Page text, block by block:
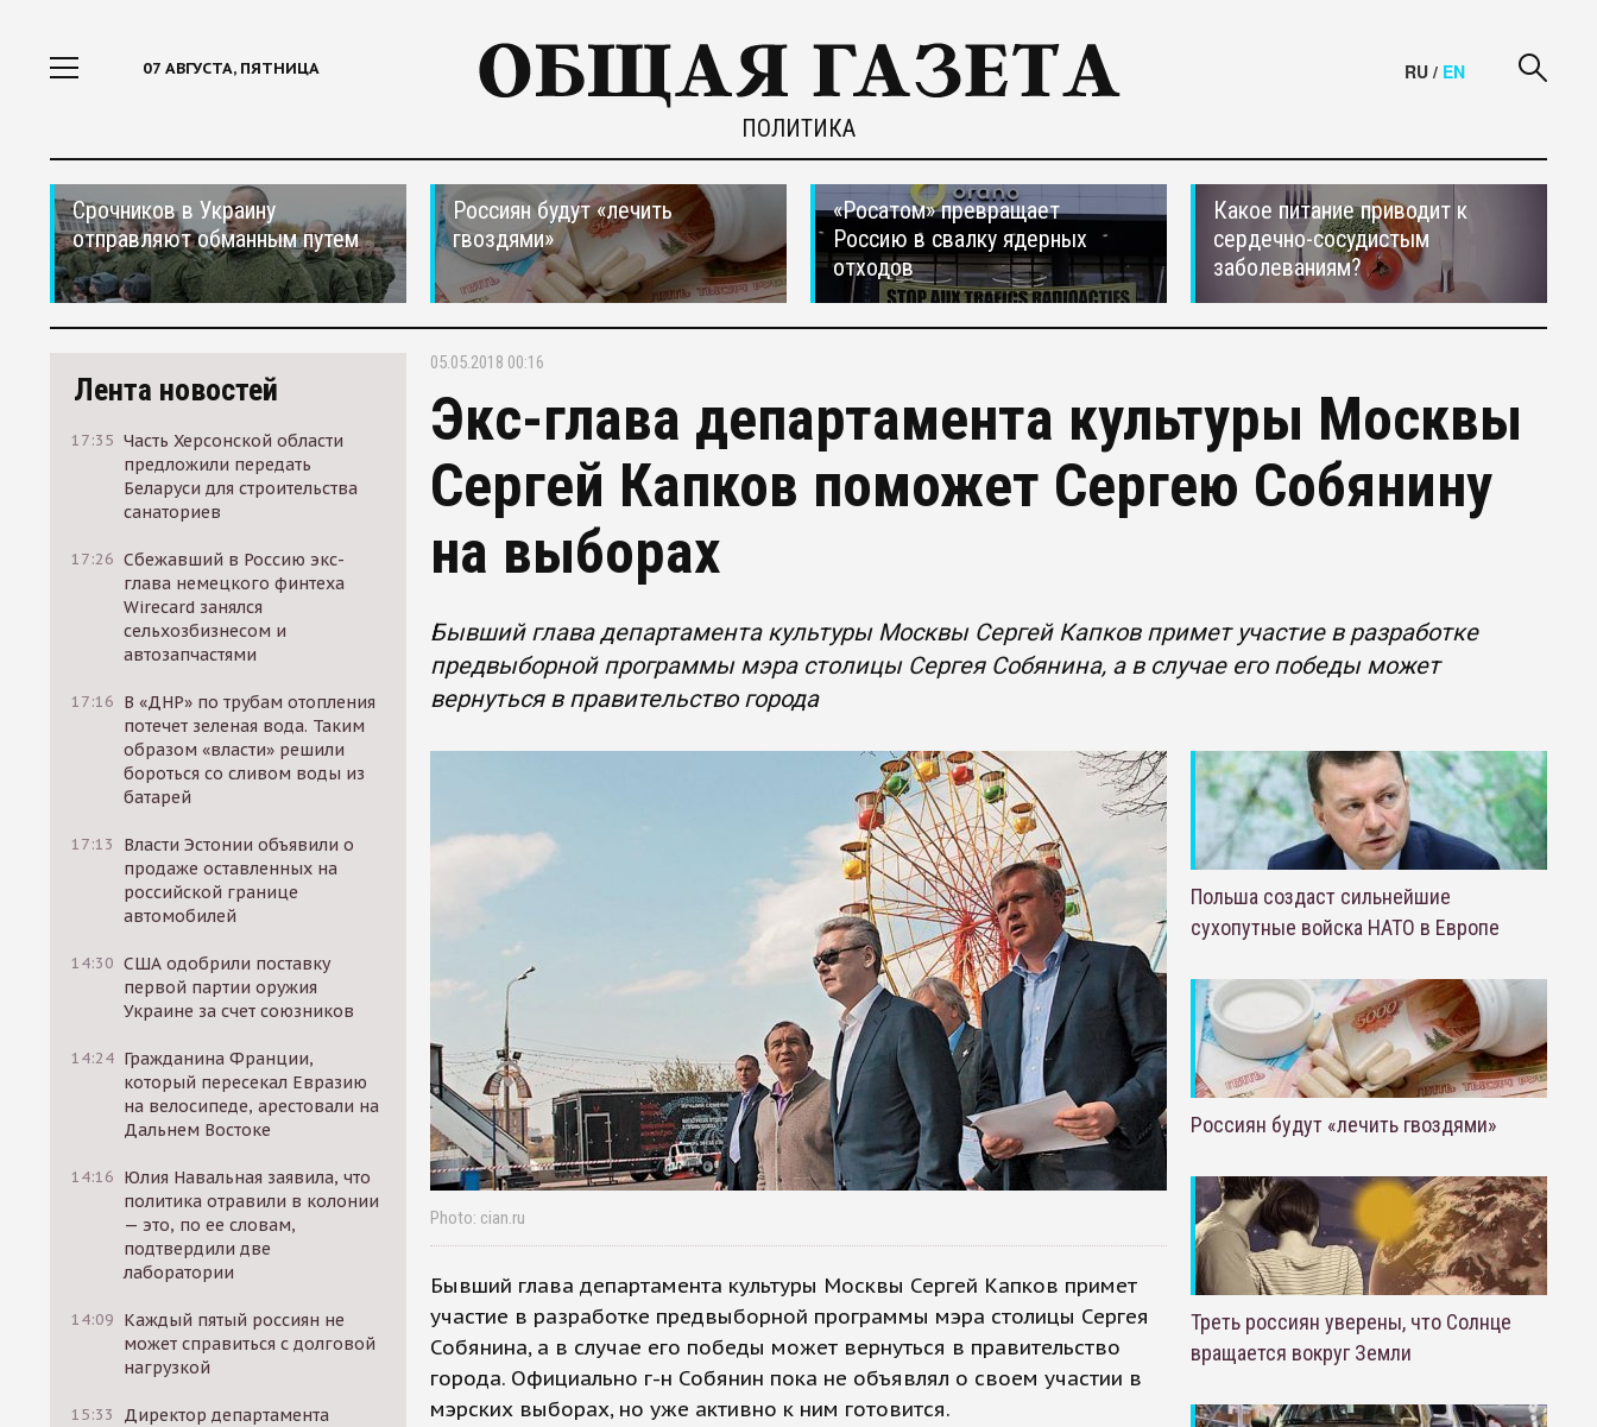
07 АВГУСТА, ПЯТНИЦА
ПОЛИТИКА
RU / EN
Срочников в Украину
отправляют обманным путем
Россиян будут «лечить
гвоздями»
«Росатом» превращает
Россию в свалку ядерных
отходов
Какое питание приводит к
сердечно-сосудистым
заболеваниям?
Лента новостей
17:35 Часть Херсонской области
предложили передать
Беларуси для строительства
санаториев
17:26 Сбежавший в Россию экс-
глава немецкого финтеха
Wirecard занялся
сельхозбизнесом и
автозапчастями
17:16 В «ДНР» по трубам отопления
потечет зеленая вода. Таким
образом «власти» решили
бороться со сливом воды из
батарей
17:13
Власти Эстонии объявили о
продаже оставленных на
российской границе
автомобилей
14:30 США одобрили поставку
первой партии оружия
Украине за счет союзников
14:24 Гражданина Франции,
который пересекал Евразию
на велосипеде, арестовали на
Дальнем Востоке
14:16 Юлия Навальная заявила, что
политика отравили в колонии
— это, по ее словам,
подтвердили две
лаборатории
14:09 Каждый пятый россиян не
может справиться с долговой
нагрузкой
15:33
Директор департамента
05.05.2018 00:16
Экс-глава департамента культуры Москвы
Сергей Капков поможет Сергею Собянину
на выборах
Бывший глава департамента культуры Москвы Сергей Капков примет участие в разработке
предвыборной программы мэра столицы Сергея Собянина, а в случае его победы может
вернуться в правительство города
Photo: cian.ru
Бывший глава департамента культуры Москвы Сергей Капков примет
участие в разработке предвыборной программы мэра столицы Сергея
Собянина, а в случае его победы может вернуться в правительство
города. Официально г-н Собянин пока не объявлял о своем участии в
мэрских выборах, но уже активно к ним готовится.
Польша создаст сильнейшие
сухопутные войска НАТО в Европе
Россиян будут «лечить гвоздями»
Треть россиян уверены, что Солнце
вращается вокруг Земли